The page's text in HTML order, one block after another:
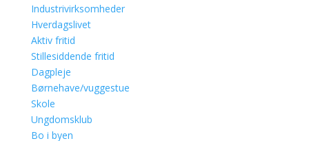
Industrivirksomheder
Hverdagslivet
Aktiv fritid
Stillesiddende fritid
Dagpleje
Børnehave/vuggestue
Skole
Ungdomsklub
Bo i byen